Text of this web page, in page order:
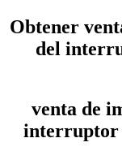
Obtener
del
venta de
interruptor